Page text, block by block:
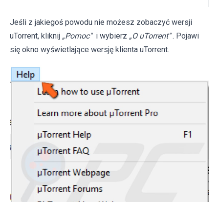
Jeśli z jakiegoś powodu nie możesz zobaczyć wersji
uTorrent, kliknij „Pomoc" i wybierz „O uTorrent" . Pojawi
się okno wyświetlające wersję klienta uTorrent.